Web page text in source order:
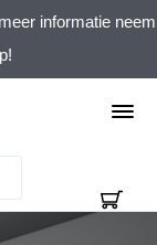
informatie neem